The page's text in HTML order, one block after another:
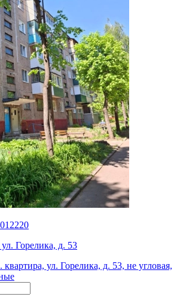
Горелика, д. 53
ул. Горелика, д. 53, не угловая,